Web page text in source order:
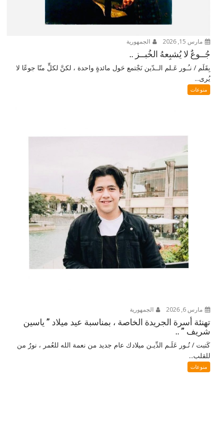
مارس 15, 2026 الجمهورية
جُــوعٌ لا يُشبِعهُ الخُبــز ..
بِقَلَم / نـُـور عَـلم الــدّين نَجْتمع حَول مائدةٍ واحدة ، لكنَّ لكلٍّ منّا جوعًا لا
يُرى...
منوعات
مارس 6, 2026 الجمهورية
تهنئة أسرة الجريدة الخاصة ، بمناسبة عيد ميلاد ” ياسين
شريف ” ..
كَتبت / نُـور عَلَـم الدِّيـن ميلادك عام جديد من نعمة الله للعُمر ، نورٌ من
للقلب...
منوعات